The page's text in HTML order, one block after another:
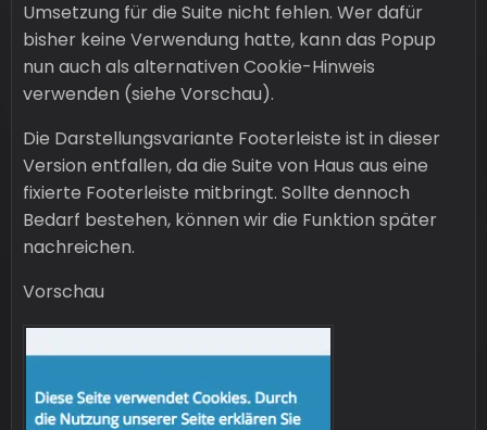
Umsetzung für die Suite nicht fehlen. Wer dafür
bisher keine Verwendung hatte, kann das Popup
nun auch als alternativen Cookie-Hinweis
verwenden (siehe Vorschau).
Die Darstellungsvariante Footerleiste ist in dieser
Version entfallen, da die Suite von Haus aus eine
fixierte Footerleiste mitbringt. Sollte dennoch
Bedarf bestehen, können wir die Funktion später
nachreichen.
Vorschau